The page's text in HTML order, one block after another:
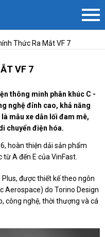
Thức Ra Mắt VF 7
VF 7
thông minh phân khúc C -
nghệ đỉnh cao, khả năng
mẫu xe dẫn lối đam mê,
chuyển điện hóa.
hoàn thiện dải sản phẩm
từ A đến E của VinFast.
được thiết kế theo ngôn
Aerospace) do Torino Design
công nghệ, thời thượng và cá